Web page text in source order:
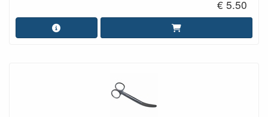
€ 5.50